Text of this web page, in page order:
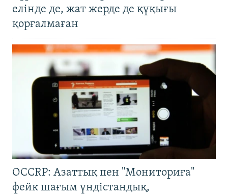
елінде де, жат жерде де құқығы
қорғалмаған
OCCRP: Азаттық пен "Мониториға"
фейк шағым үндістандық,